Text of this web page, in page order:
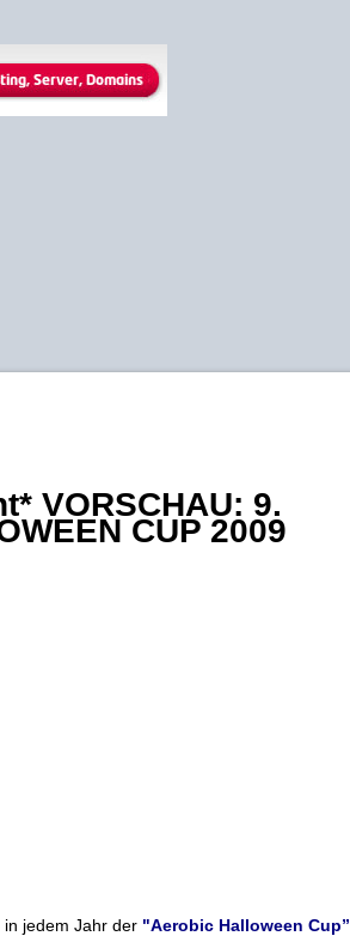
VORSCHAU: 9.
CUP 2009
jedem Jahr der "Aerobic Halloween Cup”